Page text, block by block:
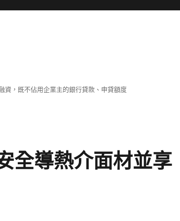
資，既不佔用企業主的銀行貸款、申貸額度
全導熱介面材並享